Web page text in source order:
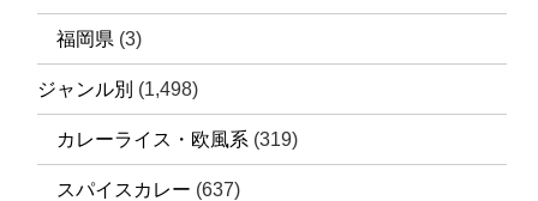
福岡県 (3)
ジャンル別 (1,498)
カレーライス・欧風系 (319)
スパイスカレー (637)